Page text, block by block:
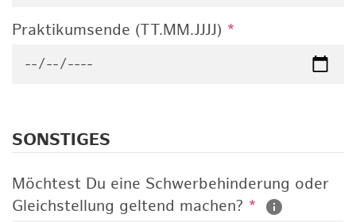
Praktikumsende (TT.MM.JJJJ) *
SONSTIGES
Möchtest Du eine Schwerbehinderung oder
Gleichstellung geltend machen? *